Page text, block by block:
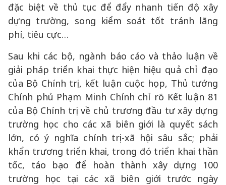
đặc biệt về thủ tục để đẩy nhanh tiến độ xây
dựng trường, song kiểm soát tốt tránh lãng
phí, tiêu cực…
Sau khi các bộ, ngành báo cáo và thảo luận về
giải pháp triển khai thực hiện hiệu quả chỉ đạo
của Bộ Chính trị, kết luận cuộc họp, Thủ tướng
Chính phủ Phạm Minh Chính chỉ rõ Kết luận 81
của Bộ Chính trị về chủ trương đầu tư xây dựng
trường học cho các xã biên giới là quyết sách
lớn, có ý nghĩa chính trị-xã hội sâu sắc; phải
khẩn trương triển khai, trong đó triển khai thần
tốc, táo bạo để hoàn thành xây dựng 100
trường học tại các xã biên giới trước ngày